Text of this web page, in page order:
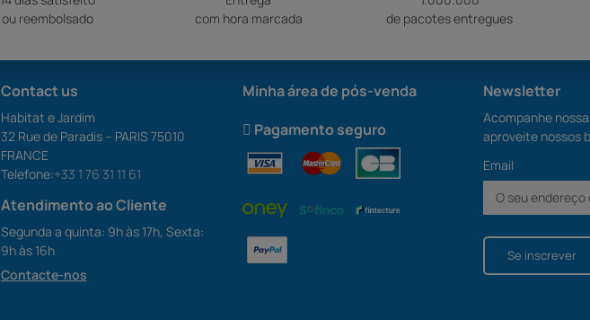
ou reembolsado
com hora marcada
de pacotes entregues
Contact us
Habitat e Jardim
32 Rue de Paradis – PARIS 75010
FRANCE
Telefone:+33 1 76 31 11 61
Atendimento ao Cliente
Segunda a quinta: 9h às 17h, Sexta:
9h às 16h
Contacte-nos
Minha área de pós-venda
Pagamento seguro
Newsletter
Acompanhe
aproveite nossos
Email
Se inscrever